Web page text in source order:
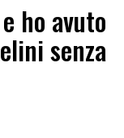
ho avuto
senza